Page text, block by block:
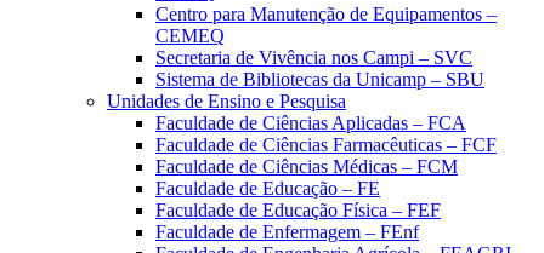
Centro para Manutenção de Equipamentos –
CEMEQ
Secretaria de Vivência nos Campi – SVC
Sistema de Bibliotecas da Unicamp – SBU
Unidades de Ensino e Pesquisa
Faculdade de Ciências Aplicadas – FCA
Faculdade de Ciências Farmacêuticas – FCF
Faculdade de Ciências Médicas – FCM
Faculdade de Educação – FE
Faculdade de Educação Física – FEF
Faculdade de Enfermagem – FEnf